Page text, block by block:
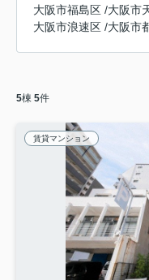
大阪市福島区 /大阪市
大阪市浪速区 /大阪市
5棟 5件
賃貸マンション